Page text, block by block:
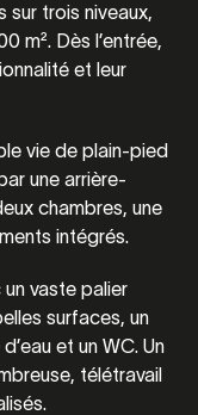
sur trois niveaux,
m². Dès l’entrée,
et leur
vie de plain-pied
une arrière-
chambres, une
intégrés.
vaste palier
surfaces, un
et un WC. Un
télétravail